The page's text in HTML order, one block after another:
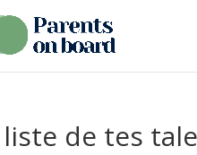
liste de tes